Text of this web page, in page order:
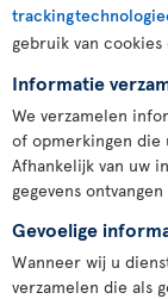
gebruik van cookies
Informatie
We verzamelen
of opmerkingen die
Afhankelijk van uw
gegevens
Gevoelige
Wanneer wij u
verzamelen die als